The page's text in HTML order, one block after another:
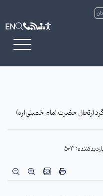
EN
ارتحال حضرت امام خمینی(ره)
503